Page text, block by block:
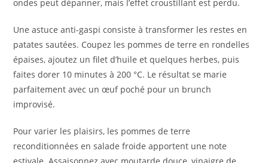
ondes peut dépanner, mais l’effet croustillant est perdu.
Une astuce anti-gaspi consiste à transformer les restes en
patates sautées. Coupez les pommes de terre en rondelles
épaises, ajoutez un filet d’huile et quelques herbes, puis
faites dorer 10 minutes à 200 °C. Le résultat se marie
parfaitement avec un œuf poché pour un brunch
improvisé.
Pour varier les plaisirs, les pommes de terre
reconditionnées en salade froide apportent une note